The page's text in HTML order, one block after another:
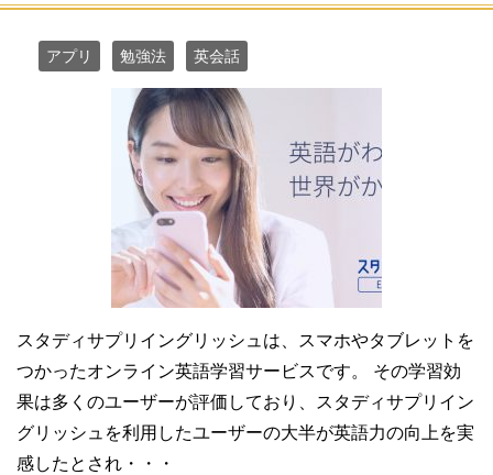
アプリ 勉強法 英会話
スタディサプリイングリッシュは、スマホやタブレットを
つかったオンライン英語学習サービスです。 その学習効
果は多くのユーザーが評価しており、スタディサプリイン
グリッシュを利用したユーザーの大半が英語力の向上を実
感したとされ・・・